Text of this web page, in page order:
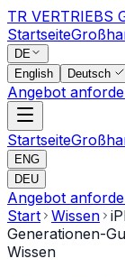
TR VERTRIEBS
Startseite
DE
English
Deutsch
Angebot
Startseite
ENG
DEU
Angebot
Start Wissen
Generationen-
Wissen